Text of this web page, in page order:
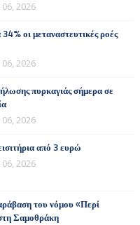
06, 2026
οι μεταναστευτικές ροές
06, 2026
πυρκαγιάς σήμερα σε
06, 2026
από 3 ευρώ
06, 2026
του νόμου «Περί
Σαμοθράκη